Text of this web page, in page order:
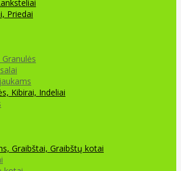
Priedai
Kibirai, Indeliai
Graibštai, Graibštų kotai